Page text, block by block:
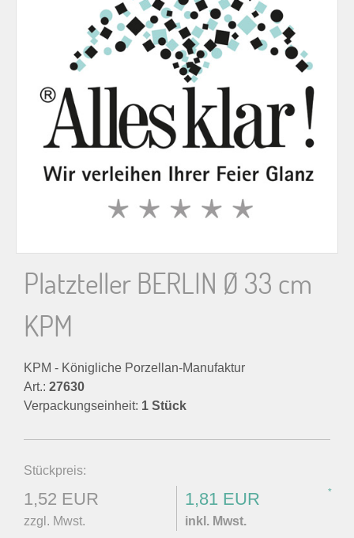
a
h
Platzteller BERLIN Ø 33 cm
KPM
KPM - Königliche Porzellan-Manufaktur
Art.: 27630
Verpackungseinheit: 1 Stück
Stückpreis:
1,52 EUR
zzgl. Mwst.
1,81 EUR *
inkl. Mwst.